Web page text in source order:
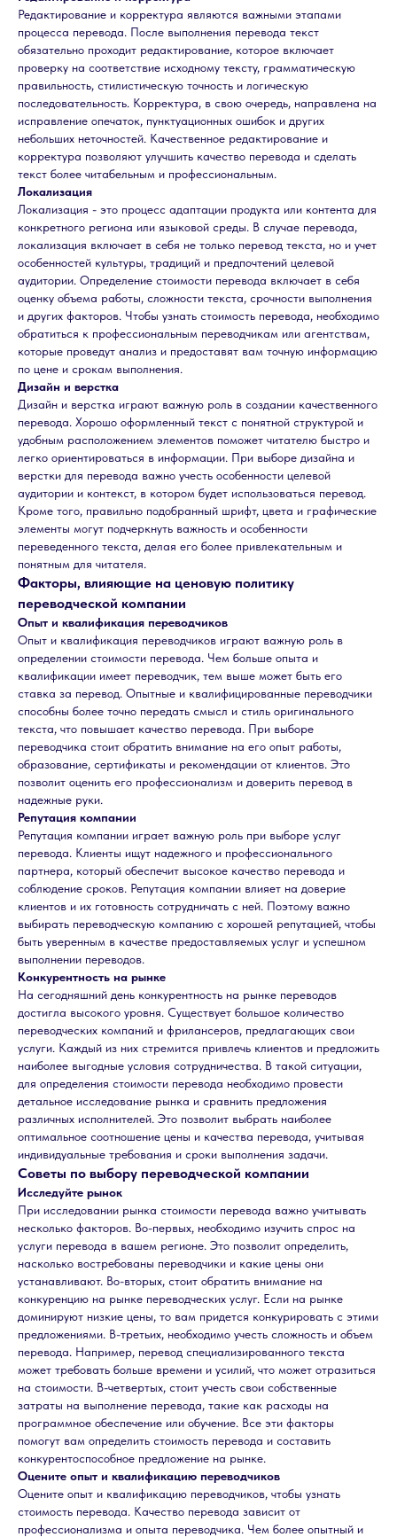
Редактирование и корректура являются важными этапами
процесса перевода. После выполнения перевода текст
обязательно проходит редактирование, которое включает
проверку на соответствие исходному тексту, грамматическую
правильность, стилистическую точность и логическую
последовательность. Корректура, в свою очередь, направлена на
исправление опечаток, пунктуационных ошибок и других
небольших неточностей. Качественное редактирование и
корректура позволяют улучшить качество перевода и сделать
текст более читабельным и профессиональным.
Локализация
Локализация - это процесс адаптации продукта или контента для
конкретного региона или языковой среды. В случае перевода,
локализация включает в себя не только перевод текста, но и учет
особенностей культуры, традиций и предпочтений целевой
аудитории. Определение стоимости перевода включает в себя
оценку объема работы, сложности текста, срочности выполнения
и других факторов. Чтобы узнать стоимость перевода, необходимо
обратиться к профессиональным переводчикам или агентствам,
которые проведут анализ и предоставят вам точную информацию
по цене и срокам выполнения.
Дизайн и верстка
Дизайн и верстка играют важную роль в создании качественного
перевода. Хорошо оформленный текст с понятной структурой и
удобным расположением элементов поможет читателю быстро и
легко ориентироваться в информации. При выборе дизайна и
верстки для перевода важно учесть особенности целевой
аудитории и контекст, в котором будет использоваться перевод.
Кроме того, правильно подобранный шрифт, цвета и графические
элементы могут подчеркнуть важность и особенности
переведенного текста, делая его более привлекательным и
понятным для читателя.
Факторы, влияющие на ценовую политику
переводческой компании
Опыт и квалификация переводчиков
Опыт и квалификация переводчиков играют важную роль в
определении стоимости перевода. Чем больше опыта и
квалификации имеет переводчик, тем выше может быть его
ставка за перевод. Опытные и квалифицированные переводчики
способны более точно передать смысл и стиль оригинального
текста, что повышает качество перевода. При выборе
переводчика стоит обратить внимание на его опыт работы,
образование, сертификаты и рекомендации от клиентов. Это
позволит оценить его профессионализм и доверить перевод в
надежные руки.
Репутация компании
Репутация компании играет важную роль при выборе услуг
перевода. Клиенты ищут надежного и профессионального
партнера, который обеспечит высокое качество перевода и
соблюдение сроков. Репутация компании влияет на доверие
клиентов и их готовность сотрудничать с ней. Поэтому важно
выбирать переводческую компанию с хорошей репутацией, чтобы
быть уверенным в качестве предоставляемых услуг и успешном
выполнении переводов.
Конкурентность на рынке
На сегодняшний день конкурентность на рынке переводов
достигла высокого уровня. Существует большое количество
переводческих компаний и фрилансеров, предлагающих свои
услуги. Каждый из них стремится привлечь клиентов и предложить
наиболее выгодные условия сотрудничества. В такой ситуации,
для определения стоимости перевода необходимо провести
детальное исследование рынка и сравнить предложения
различных исполнителей. Это позволит выбрать наиболее
оптимальное соотношение цены и качества перевода, учитывая
индивидуальные требования и сроки выполнения задачи.
Советы по выбору переводческой компании
Исследуйте рынок
При исследовании рынка стоимости перевода важно учитывать
несколько факторов. Во-первых, необходимо изучить спрос на
услуги перевода в вашем регионе. Это позволит определить,
насколько востребованы переводчики и какие цены они
устанавливают. Во-вторых, стоит обратить внимание на
конкуренцию на рынке переводческих услуг. Если на рынке
доминируют низкие цены, то вам придется конкурировать с этими
предложениями. В-третьих, необходимо учесть сложность и объем
перевода. Например, перевод специализированного текста
может требовать больше времени и усилий, что может отразиться
на стоимости. В-четвертых, стоит учесть свои собственные
затраты на выполнение перевода, такие как расходы на
программное обеспечение или обучение. Все эти факторы
помогут вам определить стоимость перевода и составить
конкурентоспособное предложение на рынке.
Оцените опыт и квалификацию переводчиков
Оцените опыт и квалификацию переводчиков, чтобы узнать
стоимость перевода. Качество перевода зависит от
профессионализма и опыта переводчика. Чем более опытный и